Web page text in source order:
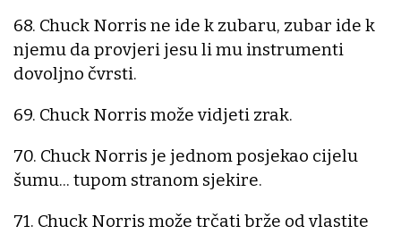
68. Chuck Norris ne ide k zubaru, zubar ide k
njemu da provjeri jesu li mu instrumenti
dovoljno čvrsti.
69. Chuck Norris može vidjeti zrak.
70. Chuck Norris je jednom posjekao cijelu
šumu... tupom stranom sjekire.
71. Chuck Norris može trčati brže od vlastite